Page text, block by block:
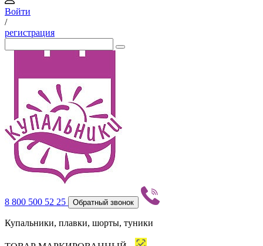
Войти
/
регистрация
8 800 500 52 25 Обратный звонок
Купальники, плавки, шорты, туники